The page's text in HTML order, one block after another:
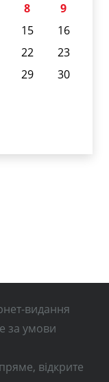
8
9
15
16
22
23
29
30
видання
за умови
відкрите